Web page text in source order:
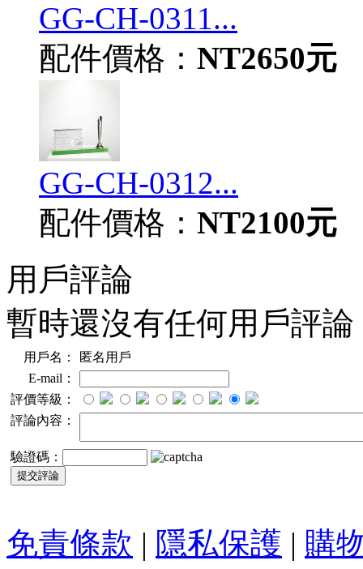
GG-CH-0311...
配件價格： NT2650元
GG-CH-0312...
配件價格： NT2100元
用戶評論
暫時還沒有任何用戶評論
用戶名：
匿名用戶
E-mail：
評價等級：
評論內容：
驗證碼：
免責條款 | 隱私保護 | 購